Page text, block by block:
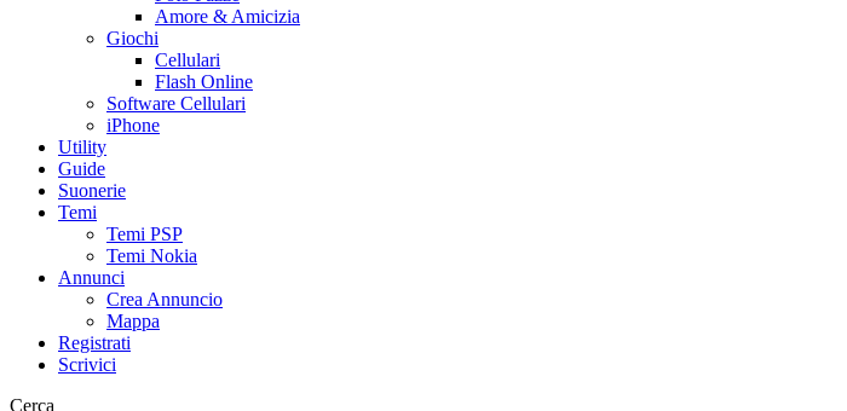
Amore & Amicizia
Giochi
Cellulari
Flash Online
Software Cellulari
iPhone
Utility
Guide
Suonerie
Temi
Temi PSP
Temi Nokia
Annunci
Crea Annuncio
Mappa
Registrati
Scrivici
Cerca